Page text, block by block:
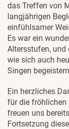
das Treffen von
langjährigen
einfühlsamer
Es war ein
Altersstufen, und
wie sich auch
Singen
Ein herzliches
für die fröhlichen
freuen uns
Fortsetzung